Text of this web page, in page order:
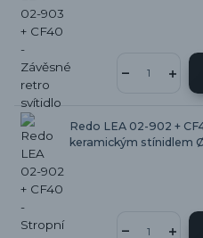
Redo LEA 02-902 +
keramickým stínidlem